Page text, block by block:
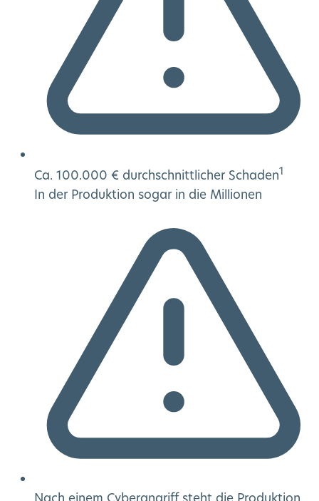
Ca. 100.000 € durchschnittlicher Schaden1
In der Produktion sogar in die Millionen